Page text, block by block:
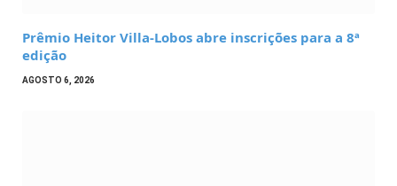
Prêmio Heitor Villa-Lobos abre inscrições para a 8ª
edição
AGOSTO 6, 2026